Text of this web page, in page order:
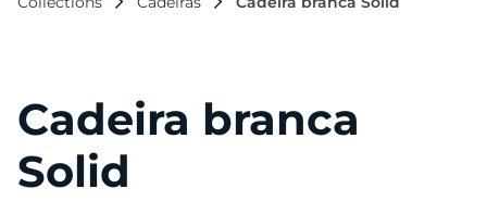
Cadeira branca
Solid